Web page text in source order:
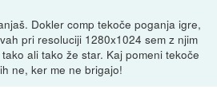
Dokler comp tekoče poganja igre,
pri resoluciji 1280x1024 sem z njim
ali tako že star. Kaj pomeni tekoče
ne, ker me ne brigajo!